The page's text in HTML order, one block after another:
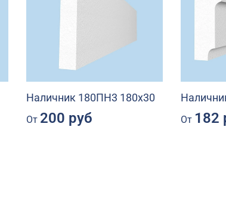
Наличник 180ПН3 180х30
От 200 руб От 182